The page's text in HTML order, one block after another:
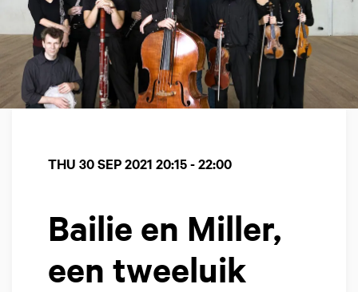
Bailie en Miller,
een tweeluik
THU 30 SEP 2021 20:15 - 22:00